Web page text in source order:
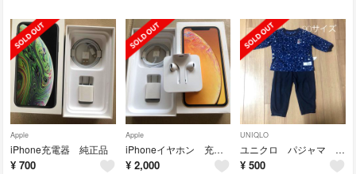
Apple
iPhone充電器 純正品
¥ 700
Apple
iPhoneイヤホン 充電器 セット売り
¥ 2,000
UNIQLO
ユニクロ パジャマ ミッキー
¥ 500